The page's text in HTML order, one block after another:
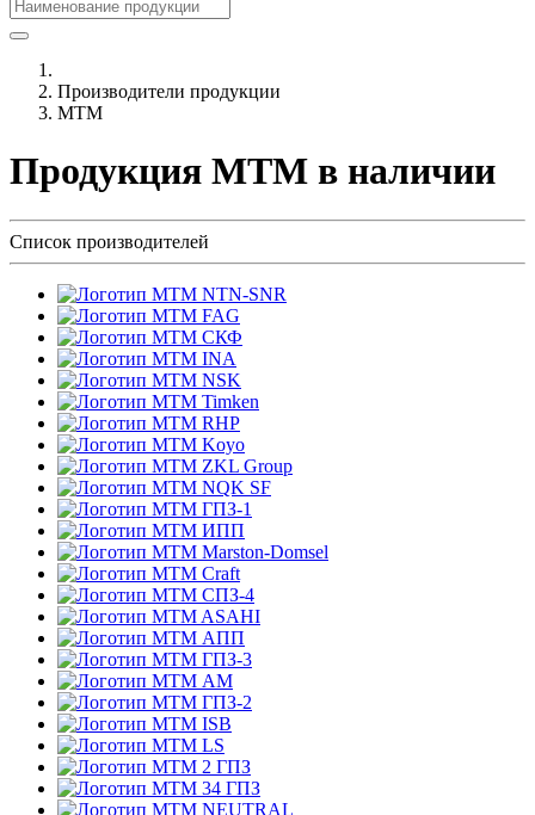
Производители продукции
MTM
Продукция MTM в наличии
Список производителей
NTN-SNR
FAG
СКФ
INA
NSK
Timken
RHP
Koyo
ZKL Group
NQK SF
ГПЗ-1
ИПП
Marston-Domsel
Craft
СПЗ-4
ASAHI
АПП
ГПЗ-3
АМ
ГПЗ-2
ISB
LS
2 ГПЗ
34 ГПЗ
NEUTRAL